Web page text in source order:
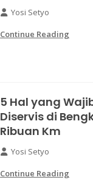
Yosi Setyo
Continue Reading
5 Hal yang
Diservis di
Ribuan Km
Yosi Setyo
Continue Reading